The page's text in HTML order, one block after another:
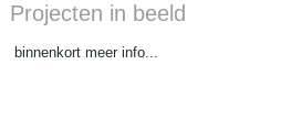
Projecten in beeld
binnenkort meer info...